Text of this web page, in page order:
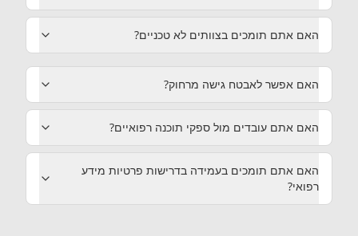
האם אתם תומכים בצוותים לא טכניים‏?
האם אפשר לאבטח גישה מרחוק‏?
האם אתם עובדים מול ספקי תוכנה רפואיים‏?
האם אתם תומכים בעמידה בדרישות פרטיות מידע
רפואי‏?